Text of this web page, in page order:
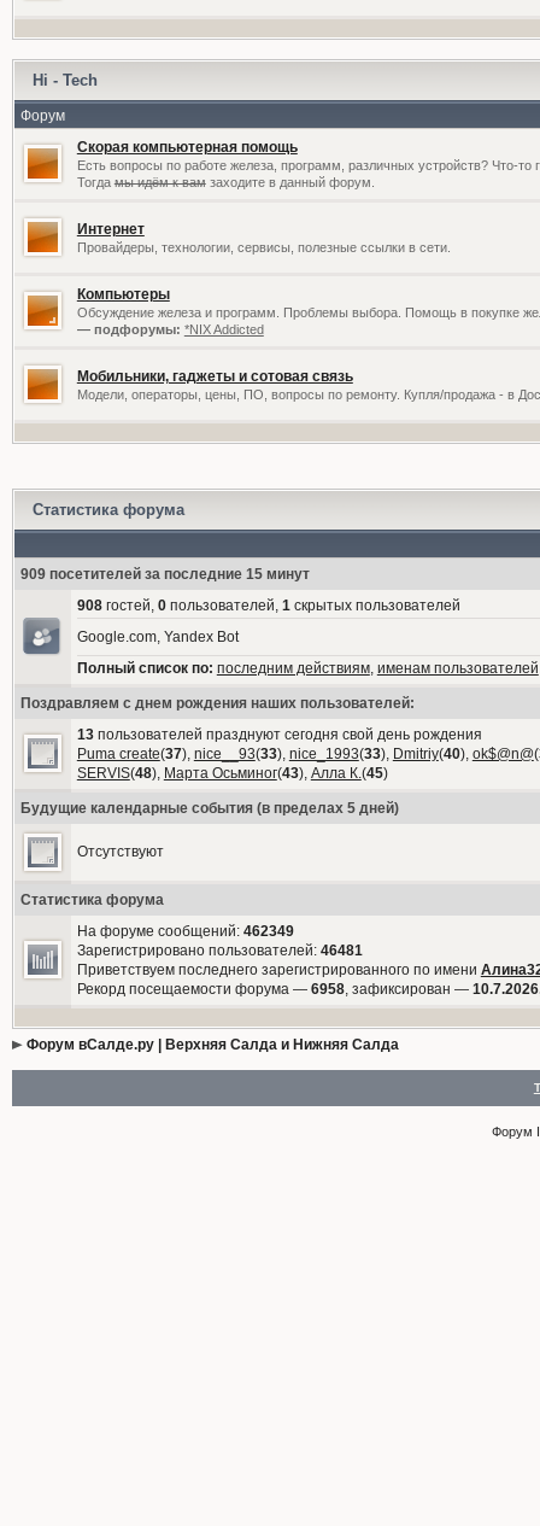
Hi - Tech
Форум
Скорая компьютерная помощь
Есть вопросы по работе железа, программ, различных устройств? Что-то
Тогдамы идём к вамзаходите в данный форум.
Интернет
Провайдеры, технологии, сервисы, полезные ссылки в сети.
Компьютеры
Обсуждение железа и программ. Проблемы выбора. Помощь в покупке
— подфорумы: *NIX Addicted
Мобильники, гаджеты и сотовая связь
Модели, операторы, цены, ПО, вопросы по ремонту. Купля/продажа - в
Статистика форума
909 посетителей за последние 15 минут
908гостей, 0пользователей, 1скрытых пользователей
Google.com, Yandex Bot
Полный список по: последним действиям, именам пользователей
Поздравляем с днем рождения наших пользователей:
13пользователей празднуют сегодня свой день рождения
Puma create(37), nice__93(33), nice_1993(33), Dmitriy(40), ok$@n@(
SERVIS(48), Марта Осьминог(43), Алла К.(45)
Будущие календарные события (в пределах 5 дней)
Отсутствуют
Статистика форума
На форуме сообщений: 462349
Зарегистрировано пользователей: 46481
Приветствуем последнего зарегистрированного по имени
Рекорд посещаемости форума — 6958, зафиксирован —
Форум вСалде.ру | Верхняя Салда и Нижняя Салда
Форум